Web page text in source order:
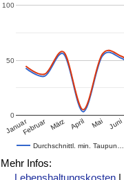
Durchschnittl. min. Taupun…
JanuarFebruar März April Mai Juni
0
50
100
Mehr Infos:
Lebenshaltungskosten |